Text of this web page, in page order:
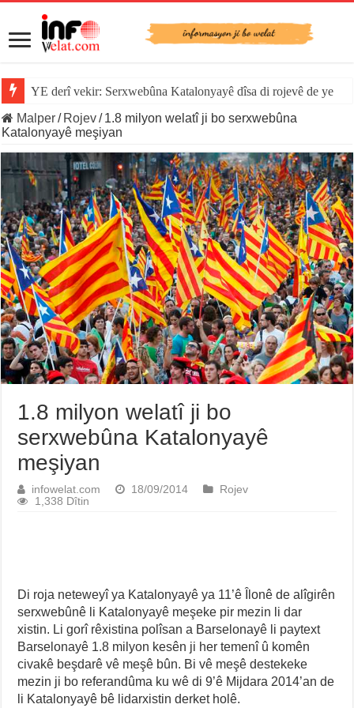
YE derî vekir: Serxwebûna Katalonyayê dîsa di rojevê de ye
Malper/ Rojev/ 1.8 milyon welatî ji bo serxwebûna
Katalonyayê meşiyan
1.8 milyon welatî ji bo
serxwebûna Katalonyayê
meşiyan
infowelat.com 18/09/2014
Rojev
1,338 Dîtin
Di roja neteweyî ya Katalonyayê ya 11’ê Îlonê de alîgirên
serxwebûnê li Katalonyayê meşeke pir mezin li dar
xistin. Li gorî rêxistina polîsan a Barselonayê li paytext
Barselonayê 1.8 milyon kesên ji her temenî û komên
civakê beşdarê vê meşê bûn. Bi vê meşê destekeke
mezin ji bo referandûma ku wê di 9’ê Mijdara 2014’an de
li Katalonyayê bê lidarxistin derket holê.